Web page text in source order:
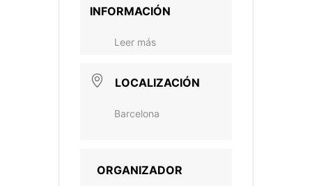
INFORMACIÓN
Leer más
LOCALIZACIÓN
Barcelona
ORGANIZADOR